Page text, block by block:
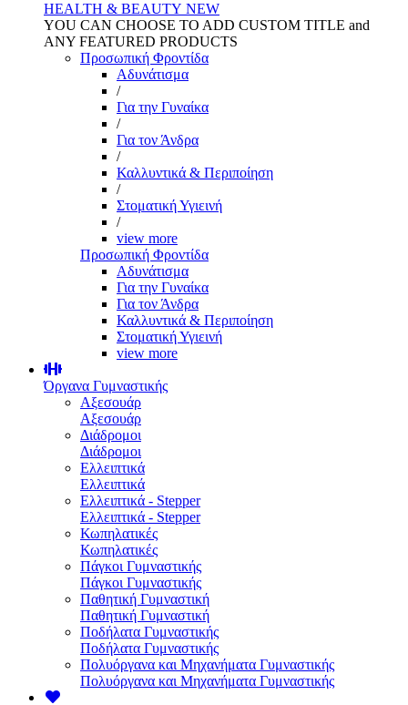
HEALTH & BEAUTY NEW
YOU CAN CHOOSE TO ADD CUSTOM TITLE and
ANY FEATURED PRODUCTS
Προσωπική Φροντίδα
Αδυνάτισμα
/
Για την Γυναίκα
/
Για τον Άνδρα
/
Καλλυντικά & Περιποίηση
/
Στοματική Υγιεινή
/
view more
Προσωπική Φροντίδα
Αδυνάτισμα
Για την Γυναίκα
Για τον Άνδρα
Καλλυντικά & Περιποίηση
Στοματική Υγιεινή
view more
Όργανα Γυμναστικής
Αξεσουάρ
Αξεσουάρ
Διάδρομοι
Διάδρομοι
Ελλειπτικά
Ελλειπτικά
Ελλειπτικά - Stepper
Ελλειπτικά - Stepper
Κωπηλατικές
Κωπηλατικές
Πάγκοι Γυμναστικής
Πάγκοι Γυμναστικής
Παθητική Γυμναστική
Παθητική Γυμναστική
Ποδήλατα Γυμναστικής
Ποδήλατα Γυμναστικής
Πολυόργανα και Μηχανήματα Γυμναστικής
Πολυόργανα και Μηχανήματα Γυμναστικής